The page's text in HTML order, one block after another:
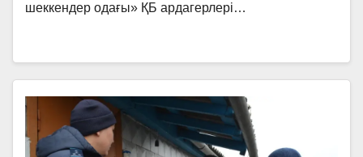
шеккендер одағы» ҚБ ардагерлері…